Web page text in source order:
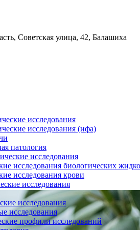
Советская улица, 42, Балашиха
исследования
исследования (ифа)
патология
исследования
исследования биологических
исследования крови
исследования
исследования
исследования
профили исследований